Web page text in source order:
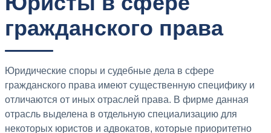
гражданского права
Юридические споры и судебные дела в сфере
гражданского права имеют существенную специфику и
отличаются от иных отраслей права. В фирме данная
отрасль выделена в отдельную специализацию для
некоторых юристов и адвокатов, которые приоритетно